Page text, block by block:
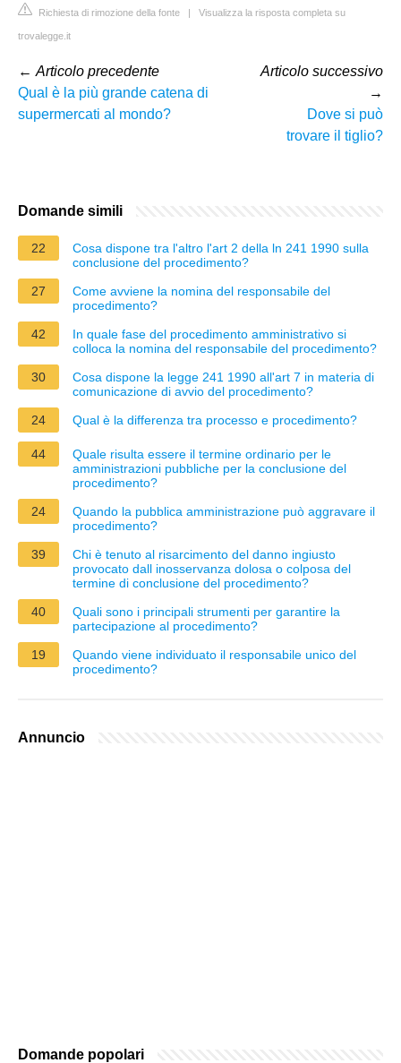
Richiesta di rimozione della fonte | Visualizza la risposta completa su
trovalegge.it
← Articolo precedente
Qual è la più grande catena di
supermercati al mondo?
Articolo successivo
→
Dove si può
trovare il tiglio?
Domande simili
22
Cosa dispone tra l'altro l'art 2 della ln 241 1990 sulla
conclusione del procedimento?
27
Come avviene la nomina del responsabile del
procedimento?
42
In quale fase del procedimento amministrativo si
colloca la nomina del responsabile del procedimento?
30
Cosa dispone la legge 241 1990 all'art 7 in materia di
comunicazione di avvio del procedimento?
24
Qual è la differenza tra processo e procedimento?
44
Quale risulta essere il termine ordinario per le
amministrazioni pubbliche per la conclusione del
procedimento?
24
Quando la pubblica amministrazione può aggravare il
procedimento?
39
Chi è tenuto al risarcimento del danno ingiusto
provocato dall inosservanza dolosa o colposa del
termine di conclusione del procedimento?
40
Quali sono i principali strumenti per garantire la
partecipazione al procedimento?
19
Quando viene individuato il responsabile unico del
procedimento?
Annuncio
Domande popolari